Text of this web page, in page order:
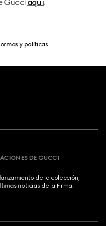
Gucci aquí.
y políticas
DE GUCCI
de la colección,
noticias de la Firma.